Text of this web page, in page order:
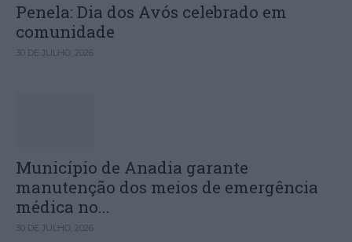
Penela: Dia dos Avós celebrado em
comunidade
30 DE JULHO, 2026
Município de Anadia garante
manutenção dos meios de emergência
médica no...
30 DE JULHO, 2026